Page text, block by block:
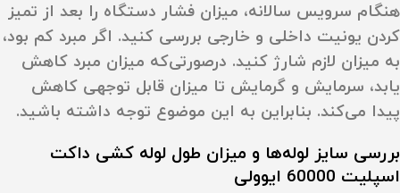
هنگام سرویس سالانه، میزان فشار دستگاه را بعد از تمیز
کردن یونیت داخلی و خارجی بررسی کنید. اگر مبرد کم بود،
به میزان لازم شارژ کنید. درصورتی‌که میزان مبرد کاهش
یابد، سرمایش و گرمایش تا میزان قابل توجهی کاهش
پیدا می‌کند. بنابراین به این موضوع توجه داشته باشید.
بررسی سایز لوله‌ها و میزان طول لوله کشی داکت
اسپلیت 60000 ایوولی